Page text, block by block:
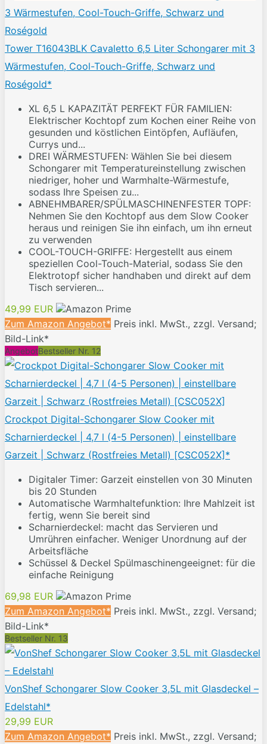
Tower T16043BLK Cavaletto 6,5 Liter Schongarer mit 3
Wärmestufen, Cool-Touch-Griffe, Schwarz und
Roségold*
XL 6,5 L KAPAZITÄT PERFEKT FÜR FAMILIEN:
Elektrischer Kochtopf zum Kochen einer Reihe von
gesunden und köstlichen Eintöpfen, Aufläufen,
Currys und...
DREI WÄRMESTUFEN: Wählen Sie bei diesem
Schongarer mit Temperatureinstellung zwischen
niedriger, hoher und Warmhalte-Wärmestufe,
sodass Ihre Speisen zu...
ABNEHMBARER/SPÜLMASCHINENFESTER TOPF:
Nehmen Sie den Kochtopf aus dem Slow Cooker
heraus und reinigen Sie ihn einfach, um ihn erneut
zu verwenden
COOL-TOUCH-GRIFFE: Hergestellt aus einem
speziellen Cool-Touch-Material, sodass Sie den
Elektrotopf sicher handhaben und direkt auf dem
Tisch servieren...
49,99 EUR
Zum Amazon Angebot* Preis inkl. MwSt., zzgl. Versand;
Bild-Link*
AngebotBestseller Nr. 12
Crockpot Digital-Schongarer Slow Cooker mit
Scharnierdeckel | 4,7 l (4-5 Personen) | einstellbare
Garzeit | Schwarz (Rostfreies Metall) [CSC052X]*
Digitaler Timer: Garzeit einstellen von 30 Minuten
bis 20 Stunden
Automatische Warmhaltefunktion: Ihre Mahlzeit ist
fertig, wenn Sie bereit sind
Scharnierdeckel: macht das Servieren und
Umrühren einfacher. Weniger Unordnung auf der
Arbeitsfläche
Schüssel & Deckel Spülmaschinengeeignet: für die
einfache Reinigung
69,98 EUR
Zum Amazon Angebot* Preis inkl. MwSt., zzgl. Versand;
Bild-Link*
Bestseller Nr. 13
VonShef Schongarer Slow Cooker 3,5L mit Glasdeckel –
Edelstahl*
29,99 EUR
Zum Amazon Angebot* Preis inkl. MwSt., zzgl. Versand;